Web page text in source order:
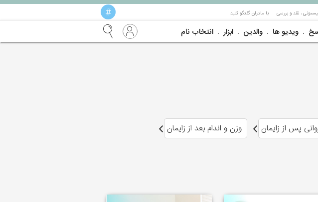
، نقد و بررسی با مادران گفتگو کنید #
ویدیو ها والدین ابزار انتخاب نام
پس از زایمان وزن و اندام بعد از زایمان